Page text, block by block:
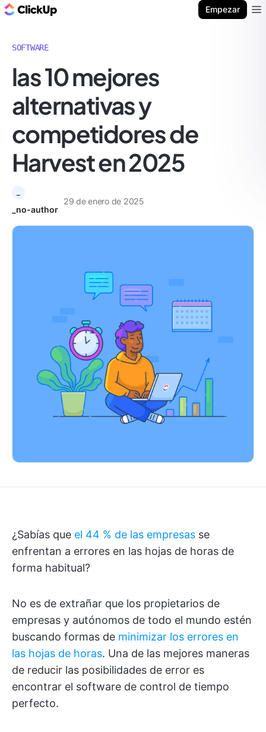
Empezar
SOFTWARE
las 10 mejores
alternativas y
competidores de
Harvest en 2025
_no-author
29 de enero de 2025
¿Sabías que el 44 % de las empresas se
enfrentan a errores en las hojas de horas de
forma habitual?
No es de extrañar que los propietarios de
empresas y autónomos de todo el mundo estén
buscando formas de minimizar los errores en
las hojas de horas. Una de las mejores maneras
de reducir las posibilidades de error es
encontrar el software de control de tiempo
perfecto.